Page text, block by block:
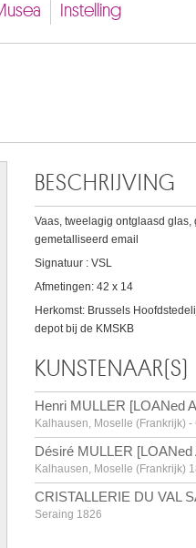
Instelling
BESCHRIJVING
Vaas, tweelagig ontglaasd
gemetalliseerd email
Signatuur : VSL
Afmetingen: 42 x 14
Herkomst: Brussels
depot bij de KMSKB
KUNSTENAAR(S)
Henri MULLER [LOANed
Kalhausen, Moselle (Frankrijk)
Désiré MULLER [LOANed
Kalhausen, Moselle (Frankrijk)
CRISTALLERIE DU VAL
Seraing 1826